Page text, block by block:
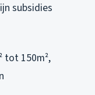
subsidies
tot 150m²,